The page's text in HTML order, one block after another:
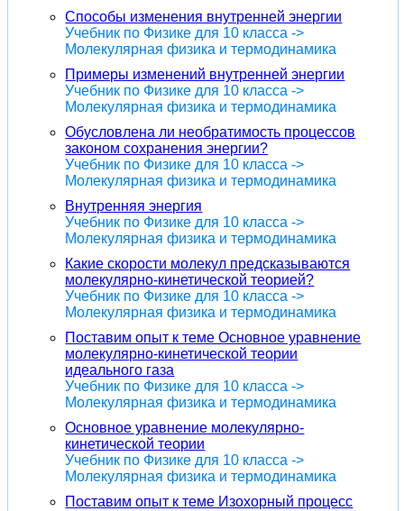
Способы изменения внутренней энергии
Учебник по Физике для 10 класса ->
Молекулярная физика и термодинамика
Примеры изменений внутренней энергии
Учебник по Физике для 10 класса ->
Молекулярная физика и термодинамика
Обусловлена ли необратимость процессов
законом сохранения энергии?
Учебник по Физике для 10 класса ->
Молекулярная физика и термодинамика
Внутренняя энергия
Учебник по Физике для 10 класса ->
Молекулярная физика и термодинамика
Какие скорости молекул предсказываются
молекулярно-кинетической теорией?
Учебник по Физике для 10 класса ->
Молекулярная физика и термодинамика
Поставим опыт к теме Основное уравнение
молекулярно-кинетической теории
идеального газа
Учебник по Физике для 10 класса ->
Молекулярная физика и термодинамика
Основное уравнение молекулярно-
кинетической теории
Учебник по Физике для 10 класса ->
Молекулярная физика и термодинамика
Поставим опыт к теме Изохорный процесс